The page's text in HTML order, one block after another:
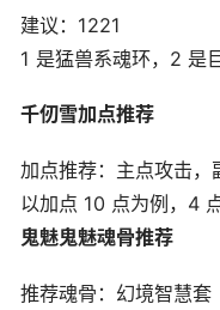
建议：1221
1 是猛兽系魂环，2 是
千仞雪加点推荐
加点推荐：主点攻击，
以加点 10 点为例，4
鬼魅鬼魅魂骨推荐
推荐魂骨：幻境智慧套